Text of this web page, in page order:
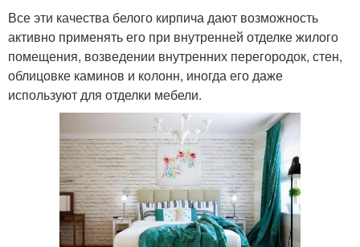
Все эти качества белого кирпича дают возможность
активно применять его при внутренней отделке жилого
помещения, возведении внутренних перегородок, стен,
облицовке каминов и колонн, иногда его даже
используют для отделки мебели.